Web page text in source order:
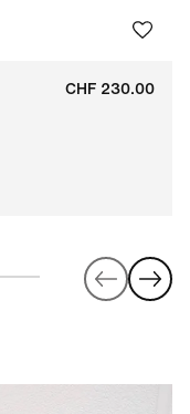
CHF 230.00